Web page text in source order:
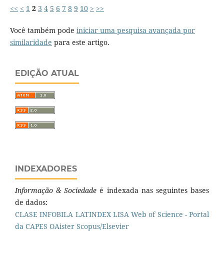
<< < 1 2 3 4 5 6 7 8 9 10 > >>
Você também pode iniciar uma pesquisa avançada por
similaridade para este artigo.
EDIÇÃO ATUAL
INDEXADORES
Informação & Sociedadeé indexada nas seguintes bases
de dados:
CLASE INFOBILA LATINDEX LISA Web of Science - Portal
da CAPES OAister Scopus/Elsevier